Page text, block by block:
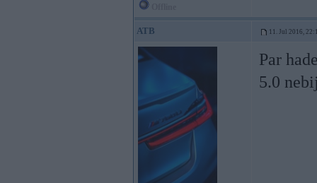
ATB 11. Jul 2016,
Par
5.0